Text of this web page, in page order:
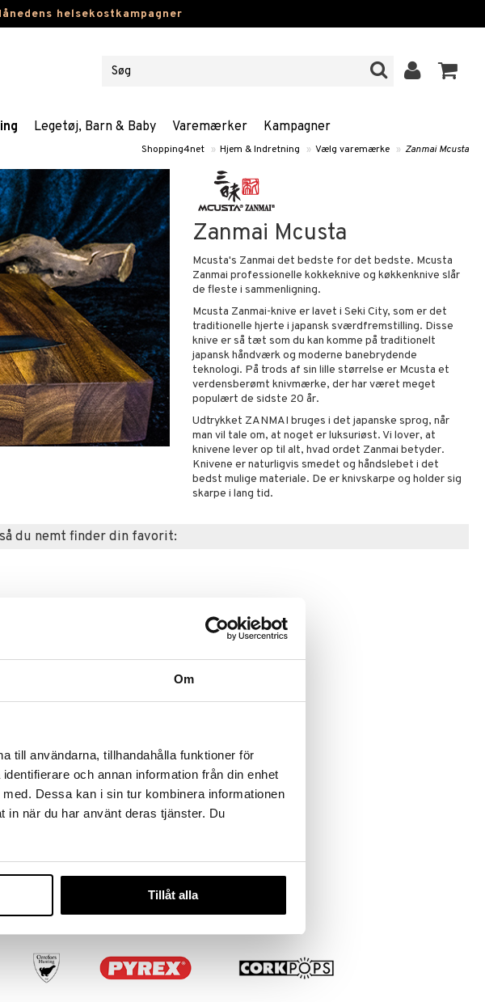
Om
till användarna, tillhandahålla funktioner för
och annan information från din enhet
Dessa kan i sin tur kombinera informationen
in när du har använt deras tjänster. Du
Tillåt alla
helsekostkampagner
Legetøj, Barn & Baby Varemærker Kampagner
Shopping4net » Hjem & Indretning » Vælg varemærke » Zanmai Mcusta
Zanmai Mcusta
Mcusta's Zanmai det bedste for det bedste. Mcusta
Zanmai professionelle kokkeknive og køkkenknive slår
de fleste i sammenligning.
Mcusta Zanmai-knive er lavet i Seki City, som er det
traditionelle hjerte i japansk sværdfremstilling. Disse
knive er så tæt som du kan komme på traditionelt
japansk håndværk og moderne banebrydende
teknologi. På trods af sin lille størrelse er Mcusta et
verdensberømt knivmærke, der har været meget
populært de sidste 20 år.
Udtrykket ZANMAI bruges i det japanske sprog, når
man vil tale om, at noget er luksuriøst. Vi lover, at
knivene lever op til alt, hvad ordet Zanmai betyder.
Knivene er naturligvis smedet og håndslebet i det
bedst mulige materiale. De er knivskarpe og holder sig
skarpe i lang tid.
du nemt finder din favorit: